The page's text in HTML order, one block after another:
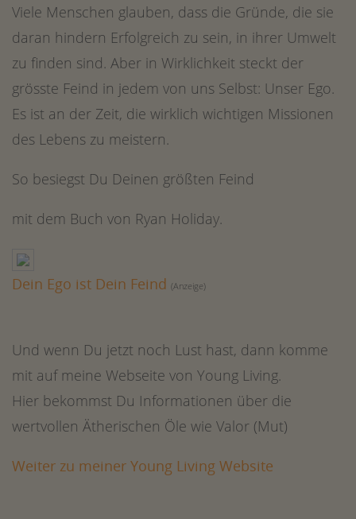
More Information
powered by
Usercentrics Consent
Management Platform &
eRecht24
Viele Menschen glauben, dass die Gründe, die sie
daran hindern Erfolgreich zu sein, in ihrer Umwelt
zu finden sind. Aber in Wirklichkeit steckt der
grösste Feind in jedem von uns Selbst: Unser Ego.
Es ist an der Zeit, die wirklich wichtigen Missionen
des Lebens zu meistern.
So besiegst Du Deinen größten Feind
mit dem Buch von Ryan Holiday.
Dein Ego ist Dein Feind (Anzeige)
Und wenn Du jetzt noch Lust hast, dann komme
mit auf meine Webseite von Young Living.
Hier bekommst Du Informationen über die
wertvollen Ätherischen Öle wie Valor (Mut)
Weiter zu meiner Young Living Website